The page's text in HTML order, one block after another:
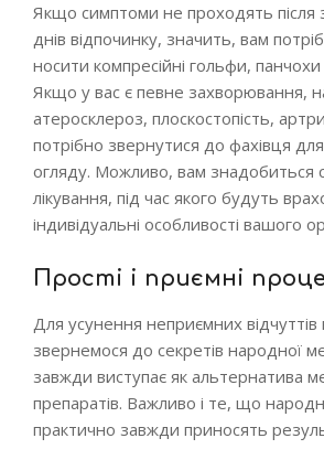
Якщо симптоми не проходять після
днів відпочинку, значить, вам
носити компресійні гольфи,
Якщо у вас є певне захворювання,
атеросклероз, плоскостопість,
потрібно звернутися до фахівця
огляду. Можливо, вам знадобиться
лікування, під час якого будуть
індивідуальні особливості вашого
Прості і приємні
Для усунення неприємних відчуттів
звернемося до секретів народної
завжди виступає як альтернатива
препаратів. Важливо і те, що
практично завжди приносять